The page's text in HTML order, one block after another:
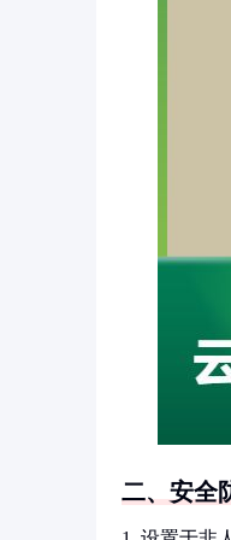
二、安全